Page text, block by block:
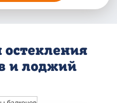
и лоджий